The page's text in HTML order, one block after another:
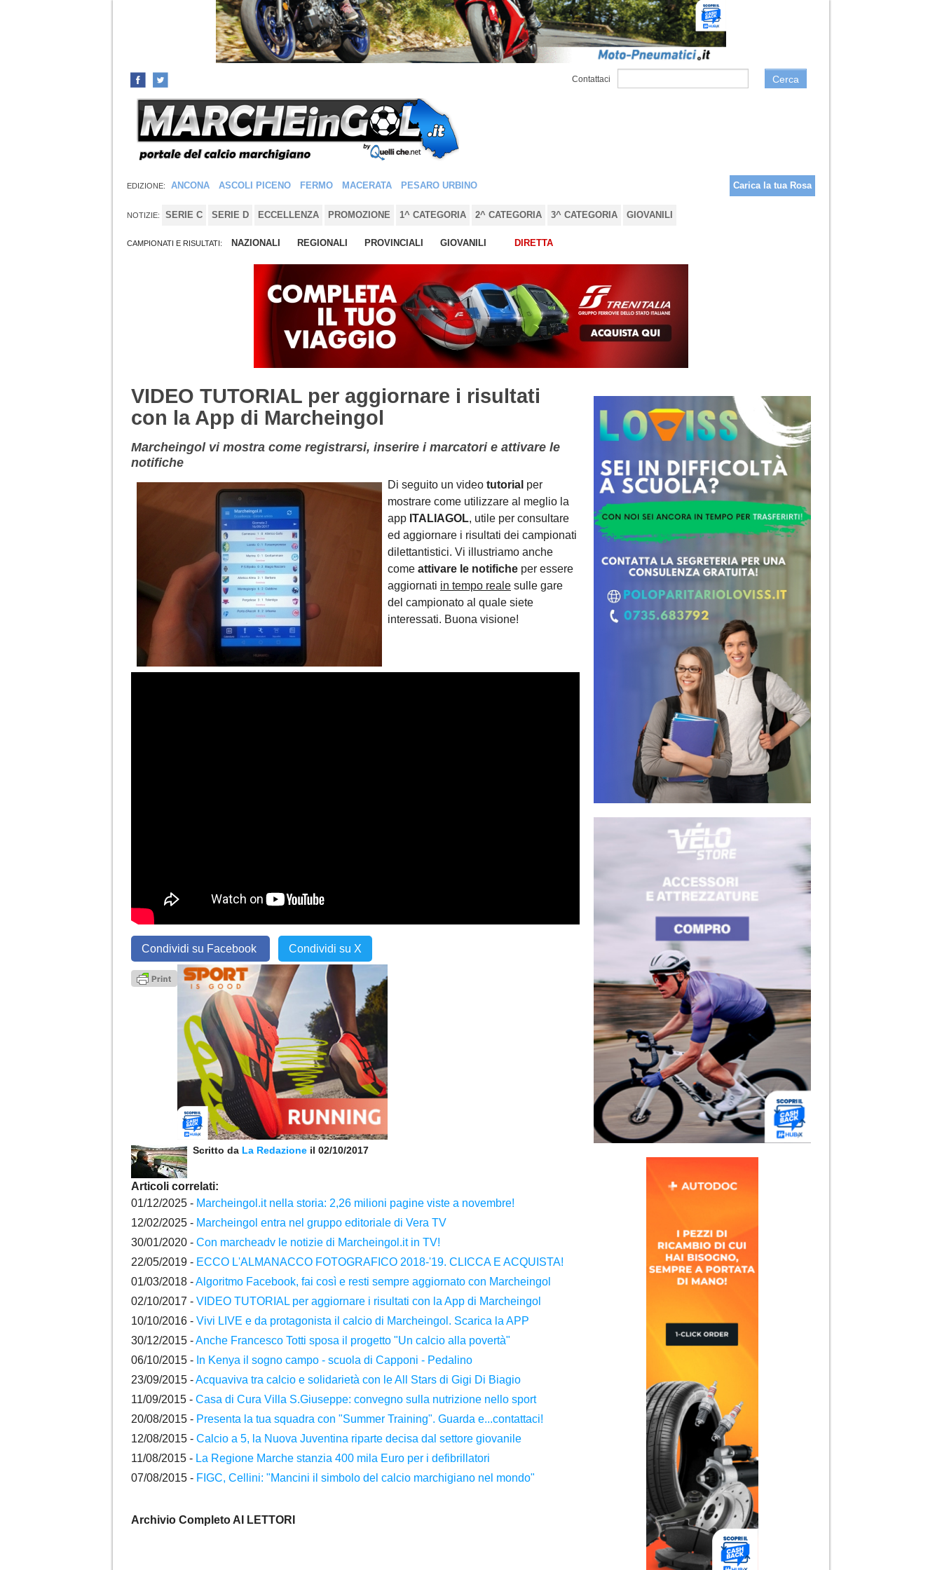
Contattaci Cerca
EDIZIONE: ANCONA ASCOLI PICENO FERMO MACERATA PESARO URBINO Carica la tua Rosa
NOTIZIE: SERIE C SERIE D ECCELLENZA PROMOZIONE 1^ CATEGORIA 2^ CATEGORIA 3^ CATEGORIA GIOVANILI
CAMPIONATI E RISULTATI: NAZIONALI REGIONALI PROVINCIALI GIOVANILI DIRETTA
VIDEO TUTORIAL per aggiornare i risultati
con la App di Marcheingol
Marcheingol vi mostra come registrarsi, inserire i marcatori e attivare le
notifiche
Di seguito un video tutorial per
mostrare come utilizzare al meglio la
app ITALIAGOL, utile per consultare
ed aggiornare i risultati dei campionati
dilettantistici. Vi illustriamo anche
come attivare le notifiche per essere
aggiornati in tempo reale sulle gare
del campionato al quale siete
interessati. Buona visione!
Condividi su Facebook Condividi su X
Scritto da La Redazione il 02/10/2017
Articoli correlati:
01/12/2025 - Marcheingol.it nella storia: 2,26 milioni pagine viste a novembre!
12/02/2025 - Marcheingol entra nel gruppo editoriale di Vera TV
30/01/2020 - Con marcheadv le notizie di Marcheingol.it in TV!
22/05/2019 - ECCO L'ALMANACCO FOTOGRAFICO 2018-'19. CLICCA E ACQUISTA!
01/03/2018 -Algoritmo Facebook, fai così e resti sempre aggiornato con Marcheingol
02/10/2017 - VIDEO TUTORIAL per aggiornare i risultati con la App di Marcheingol
10/10/2016 - Vivi LIVE e da protagonista il calcio di Marcheingol. Scarica la APP
30/12/2015 -Anche Francesco Totti sposa il progetto "Un calcio alla povertà"
06/10/2015 - In Kenya il sogno campo - scuola di Capponi - Pedalino
23/09/2015 -Acquaviva tra calcio e solidarietà con le All Stars di Gigi Di Biagio
11/09/2015 - Casa di Cura Villa S.Giuseppe: convegno sulla nutrizione nello sport
20/08/2015 - Presenta la tua squadra con "Summer Training". Guarda e...contattaci!
12/08/2015 - Calcio a 5, la Nuova Juventina riparte decisa dal settore giovanile
11/08/2015 - La Regione Marche stanzia 400 mila Euro per i defibrillatori
07/08/2015 - FIGC, Cellini: "Mancini il simbolo del calcio marchigiano nel mondo"
Archivio Completo AI LETTORI